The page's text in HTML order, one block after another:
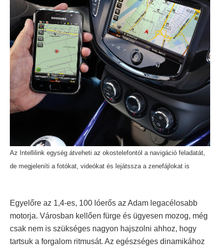
Az Intellilink egység átveheti az okostelefontól a navigáció feladatát,
de megjeleníti a fotókat, videókat és lejátssza a zenefájlokat is
Egyelőre az 1,4-es, 100 lóerős az Adam legacélosabb
motorja. Városban kellően fürge és ügyesen mozog, még
csak nem is szükséges nagyon hajszolni ahhoz, hogy
tartsuk a forgalom ritmusát. Az egészséges dinamikához